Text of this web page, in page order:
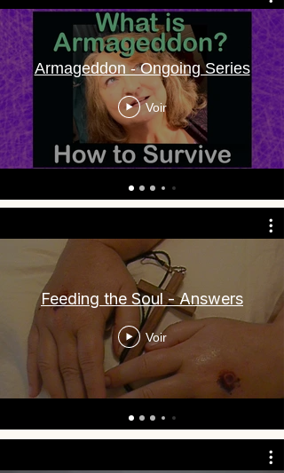
Armageddon - Ongoing Series
Voir
Feeding the Soul - Answers
Voir